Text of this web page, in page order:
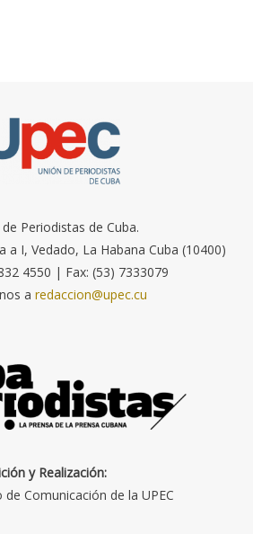
Periodistas de Cuba.
a I, Vedado, La Habana Cuba (10400)
4550 | Fax: (53) 7333079
a redaccion@upec.cu
y Realización:
Comunicación de la UPEC